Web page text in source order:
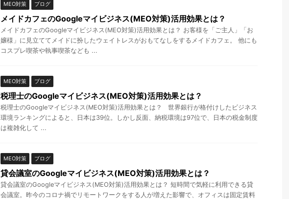
MEO対策 ブログ
メイドカフェのGoogleマイビジネス(MEO対策)活用効果とは？
メイドカフェのGoogleマイビジネス(MEO対策)活用効果とは？ お客様を「ご主人」「お
嬢様」に見立ててメイドに扮したウェイトレスがおもてなしをするメイドカフェ。 他にも
コスプレ喫茶や執事喫茶なども ...
MEO対策 ブログ
税理士のGoogleマイビジネス(MEO対策)活用効果とは？
税理士のGoogleマイビジネス(MEO対策)活用効果とは？ 世界銀行が格付けしたビジネス
環境ランキングによると、日本は39位。しかし反面、納税環境は97位で、日本の税金制度
は複雑化して ...
MEO対策 ブログ
貸会議室のGoogleマイビジネス(MEO対策)活用効果とは？
貸会議室のGoogleマイビジネス(MEO対策)活用効果とは？ 短時間で気軽に利用できる貸
会議室。昨今のコロナ禍でリモートワークをする人が増えた影響で、オフィスは固定賃料